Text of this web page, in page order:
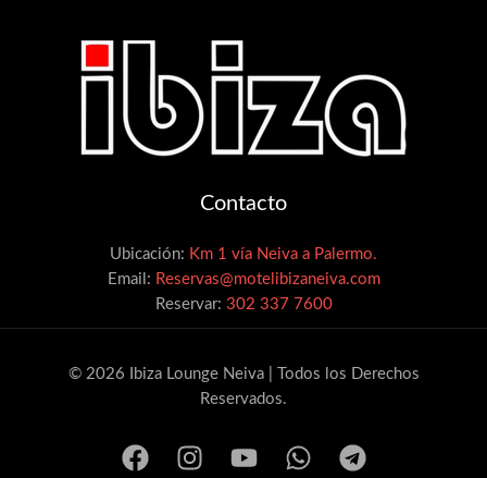
Contacto
Ubicación: Km 1 vía Neiva a Palermo.
Email: Reservas@motelibizaneiva.com
Reservar: 302 337 7600
© 2026 Ibiza Lounge Neiva | Todos los Derechos
Reservados.